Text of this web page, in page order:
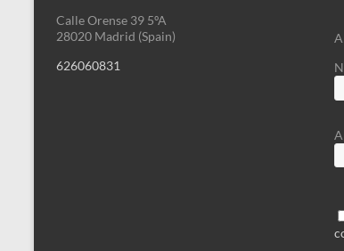
Calle Orense 39 5ºA
28020 Madrid (Spain)
626060831